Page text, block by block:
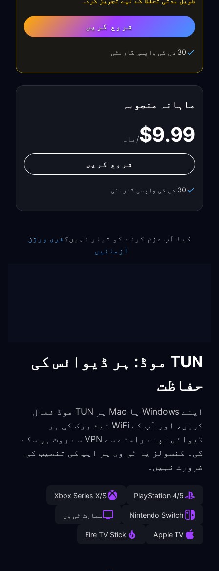
شروع کریں
30 دن کی واپسی گارنٹی
ماہانہ منصوبہ
$9.99/ماہ
شروع کریں
30 دن کی واپسی گارنٹی
کیا آپ عزم کرنے کو تیار نہیں؟ فری ورژن
آزمائیں
TUN موڈ: ہر ڈیوائس کی
حفاظت
اپنے Windows یا Mac پر TUN موڈ فعال
کریں، اور آپ کے WiFi نیٹ ورک کی ہر
ڈیوائس اپنے راستے سے VPN سے روٹ ہو سکے
گی۔ کنسولز یا ٹی وی پر ایپ کی تنصیب کی
ضرورت نہیں۔
PlayStation 4/5
Xbox Series X/S
Nintendo Switch سمارٹ ٹی وی
Apple TV
Fire TV Stick